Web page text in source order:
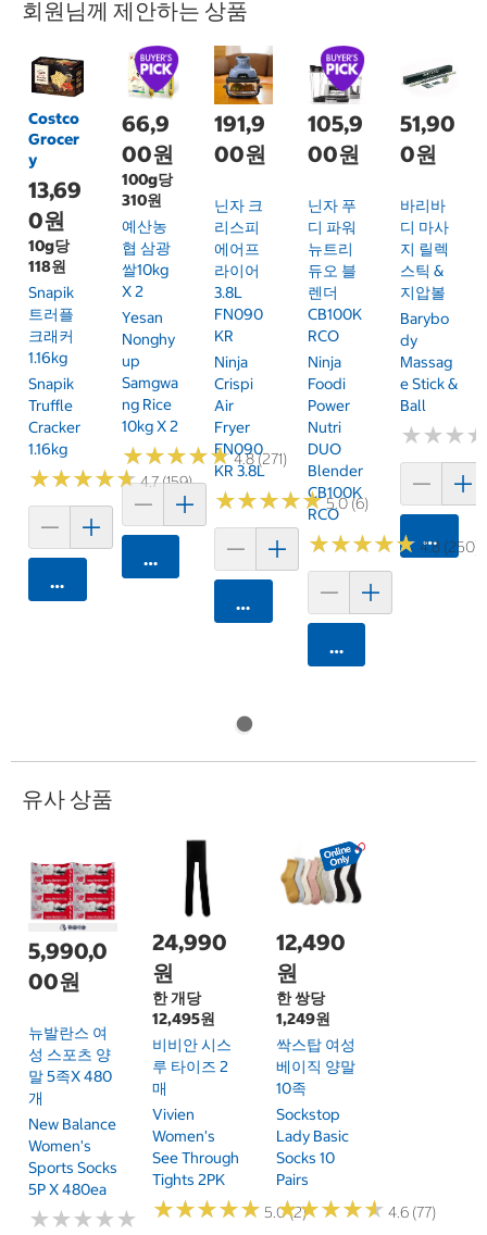
회원님께 제안하는 상품
Costco
Grocer
y
13,69
0원
10g당
118원
Snapik
트러플
크래커
1.16kg
Snapik
Truffle
Cracker
1.16kg
★★★★★
★★★★★4.7 (159)
카트에 담기
66,9
00원
100g당
310원
예산농
협 삼광
쌀10kg
X 2
Yesan
Nonghy
Up
Samgwa
Ng Rice
10kg X 2
★★★★★
★★★★★4.8 (271)
카트에 담기
191,9
00원
닌자 크
리스피
에어프
라이어
3.8L
FN090
KR
Ninja
Crispi
Air
Fryer
FN090
KR 3.8L
★★★★★
★★★★★5.0 (6)
카트에 담기
105,9
00원
닌자 푸
디 파워
뉴트리
듀오 블
렌더
CB100K
RCO
Ninja
Foodi
Power
Nutri
DUO
Blender
CB100K
RCO
★★★★★
★★★★★ 4.8 (250)
카트에 담기
51,90
0원
바리바
디 마사
지 릴렉
스틱 &
지압볼
Barybo
Dy
Massag
E Stick &
Ball
★★★
★★★
카트에
유사 상품
5,990,0
00원
뉴발란스 여
성 스포츠 양
말 5족x 480
개
New Balance
Women's
Sports Socks
5P X 480ea
★★★★★
★★★★★
24,990
원
한 개당
12,495원
비비안 시스
루 타이즈 2
매
Vivien
Women's
See Through
Tights 2PK
★★★★★
★★★★★ 5.0 (2)
12,490
원
한 쌍당
1,249원
싹스탑 여성
베이직 양말
10족
Sockstop
Lady Basic
Socks 10
Pairs
★★★★★
★★★★★ 4.6 (77)